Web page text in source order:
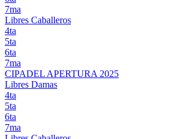
7ma
Libres Caballeros
4ta
5ta
6ta
7ma
CIPADEL APERTURA 2025
Libres Damas
4ta
5ta
6ta
7ma